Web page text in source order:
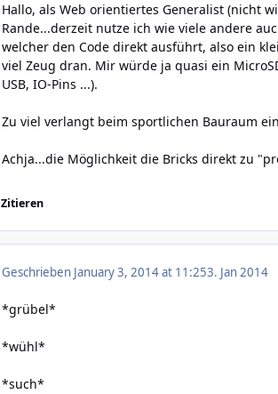
Hallo, als Web orientiertes Generalist (nicht
Rande...derzeit nutze ich wie viele andere
welcher den Code direkt ausführt, also ein
viel Zeug dran. Mir würde ja quasi ein
USB, IO-Pins ...).
Zu viel verlangt beim sportlichen Bauraum
Achja...die Möglichkeit die Bricks direkt zu
Zitieren
Geschrieben January 3, 2014 at 11:253. Jan 2014
*grübel*
*wühl*
*such*